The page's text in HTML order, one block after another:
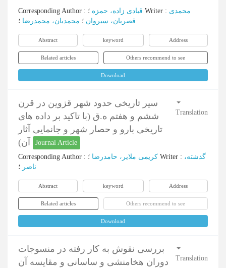
Corresponding Author : قبادی زاده، حمزه Writer : محمدی
قصریان، سیروان ؛ محمدیان، محمدرضا ؛
Abstract keyword Address
Related articles Others recommend to see
Download
سیر تاریخی حدود شهر قزوین در قرن
ششم و هفتم ه.ق (با تاکید بر داده های
تاریخی بارو و حصار شهر و جانمایی آثار
Journal Article
Translation
Corresponding Author : کریمی ملایر، حامدرضا Writer : گذشته،
ناصر ؛
Abstract keyword Address
Related articles Others recommend to see
Download
بررسی نقوش به کار رفته در منسوجات
دوران هخامنشی و ساسانی و مقایسه آن
Translation